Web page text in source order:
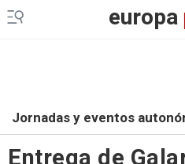
europa
Jornadas y eventos